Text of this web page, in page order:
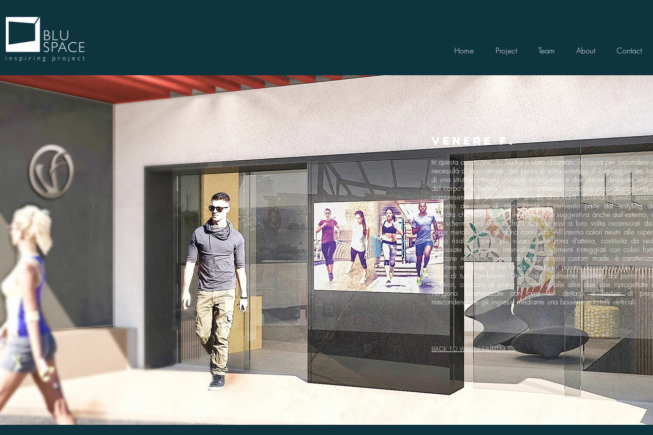
In questa occasione, lo Studio è stato chiamato in causa per rispondere
necessità di aggiornare, dal punto di vista estetico, il linguaggio dei
di una struttura fitness, costituiti da ingresso e due stanze dedicate alla
del corpo e al beauty. L’ingresso appariva caotico e poco accogliente
compresenza di elementi di arredo dissonanti. Essendo questo
biglietto da visita di ogni locale, l’intervento parte dal restyling
facciata che restituisce un’immagine più suggestiva anche dall’esterno,
uno schermo led inserito fra i due accessi a loro volta incorniciati
carter metallico che ne dona continuità. All’interno colori neutri alle
fanno risaltare quelli più vivaci della zona d’attesa, costituita da
addossate alla parete, intervallate da elementi tinteggiati con colori
bancone reception, opera di falegnameria custom made, è
da linee morbide, a cui fa da sfondo un parato decorativo che
colori di tutto l’ambiente. Una scala, totalmente rivisitata dal punto di
estetico, conduce al piano inferiore e alle altre due sale riprogettate
vengono caratterizzate con cura dei dettagli e finiture di
nascondendone gli ingressi mediante una boiserie a listelli verticali.
VENERE F.
BACK TO WELLNESS/FITNESS
Home Project Team About Contact